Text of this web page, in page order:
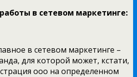
в сетевом маркетинге:
в сетевом маркетинге –
для которой может, кстати,
ооо на определенном